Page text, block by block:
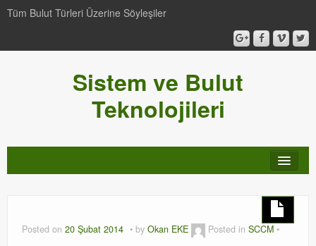
Tüm Bulut Türleri Üzerine Söyleşiler
Sistem ve Bulut
Teknolojileri
Posted on 20 Şubat 2014 by Okan EKE Posted in SCCM